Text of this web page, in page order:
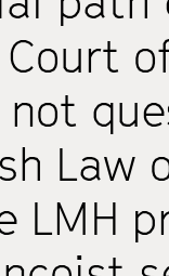
Law
LMH